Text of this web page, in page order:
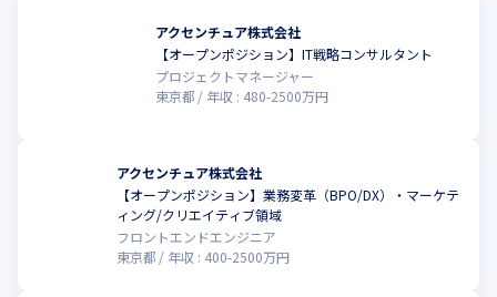
アクセンチュア株式会社
【オープンポジション】IT戦略コンサルタント
プロジェクトマネージャー
東京都
年収 : 480-2500万円
アクセンチュア株式会社
【オープンポジション】業務変革（BPO/DX）・マーケテ
ィング/クリエイティブ領域
フロントエンドエンジニア
東京都
年収 : 400-2500万円